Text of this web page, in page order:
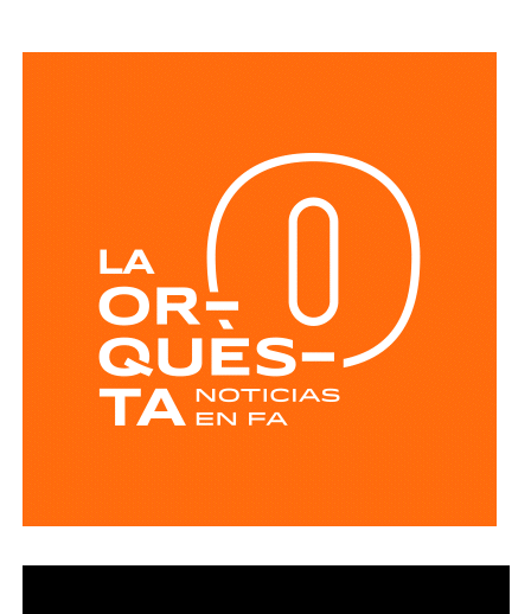
municipios beneficiados, por lo que se expresó la
disposición del Ayuntamiento para colaborar en la
consolidación de este proyecto, el cual ahora comienza a
materializarse en un espacio del Sistema Municipal para
el Desarrollo Integral de la Familia (DIF) destinado al
bienestar de las familias.
de las familias, porque les permitirá ahorrar tiempo y